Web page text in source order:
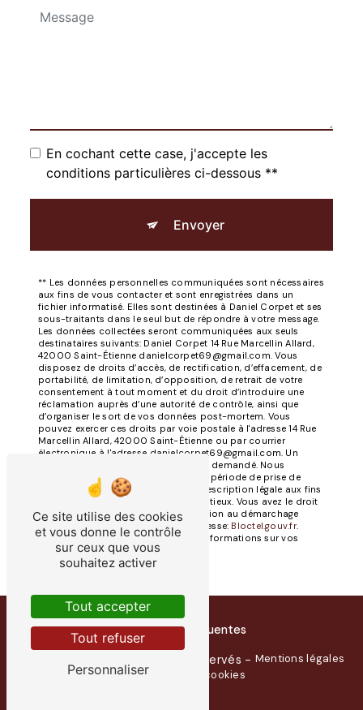
En cochant cette case, j'accepte les
conditions particulières ci-dessous **
Envoyer
** Les données personnelles communiquées sont nécessaires
aux fins de vous contacter et sont enregistrées dans un
fichier informatisé. Elles sont destinées à Daniel Corpet et ses
sous-traitants dans le seul but de répondre à votre message.
Les données collectées seront communiquées aux seuls
destinataires suivants: Daniel Corpet 14 Rue Marcellin Allard,
42000 Saint-Étienne danielcorpet69@gmail.com. Vous
disposez de droits d’accès, de rectification, d’effacement, de
portabilité, de limitation, d’opposition, de retrait de votre
consentement à tout moment et du droit d’introduire une
réclamation auprès d’une autorité de contrôle, ainsi que
d’organiser le sort de vos données post-mortem. Vous
pouvez exercer ces droits par voie postale à l'adresse 14 Rue
Marcellin Allard, 42000 Saint-Étienne ou par courrier
électronique à l'adresse danielcorpet69@gmail.com. Un
justificatif d'identité pourra vous être demandé. Nous
conservons vos données pendant la période de prise de
contact puis pendant la durée de prescription légale aux fins
probatoires et de gestion des contentieux. Vous avez le droit
de vous inscrire sur la liste d'opposition au démarchage
téléphonique, disponible à cette adresse:
Bloctel.gouv.fr.
Consultez le site cnil.fr pour plus d’informations sur vos
droits.
Recherches fréquentes
- 2026 - Tous droits réservés - Mentions légales
-Gestion des cookies
Ce site utilise des cookies
et vous donne le contrôle
sur ceux que vous
souhaitez activer
Tout accepter
Tout refuser
Personnaliser